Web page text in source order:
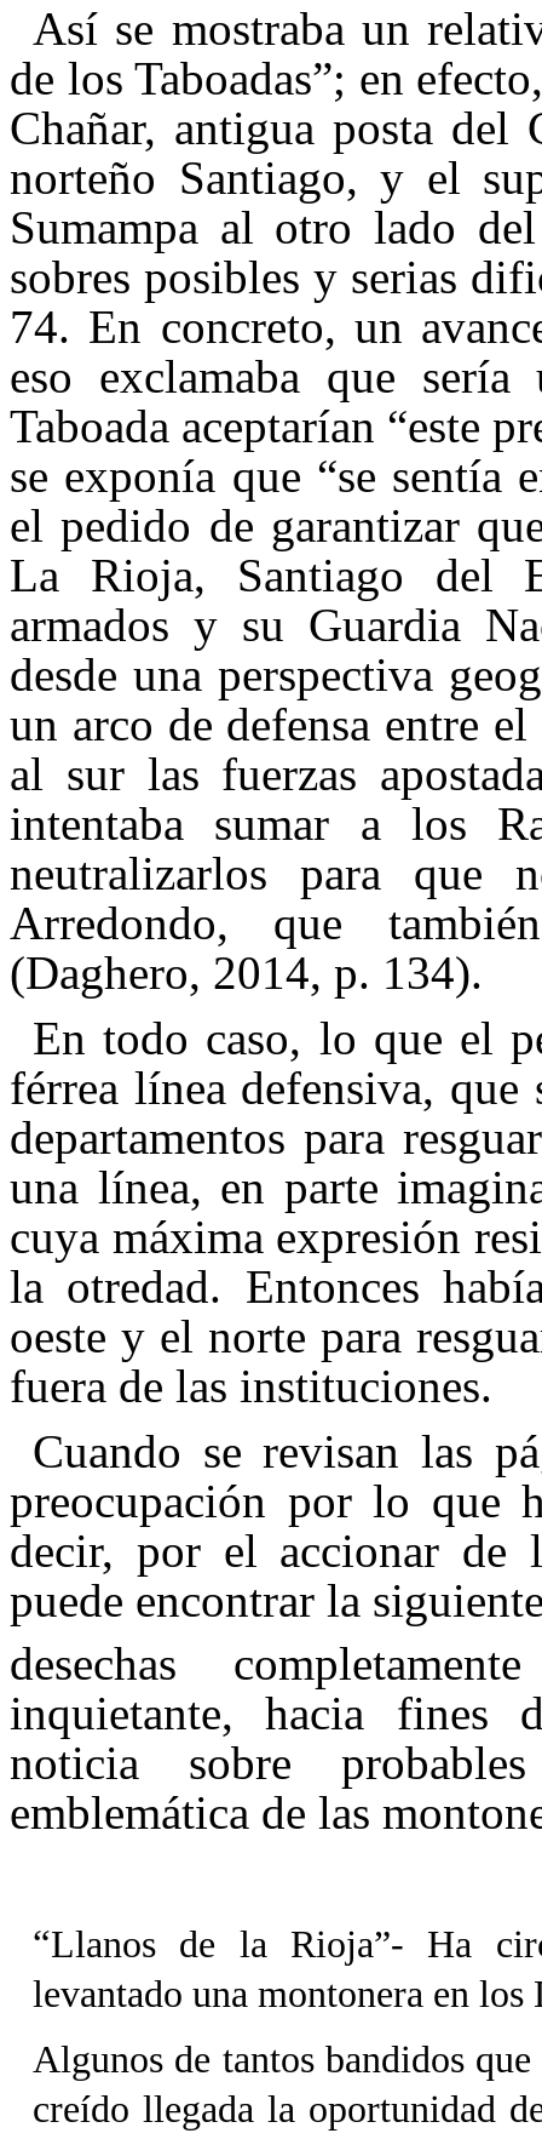
Así se mostraba un
de los Taboadas”; en
Chañar, antigua posta
norteño Santiago, y el
Sumampa al otro lado
sobres posibles y serias
74. En concreto, un
eso exclamaba que
Taboada aceptarían “este
se exponía que “se sentía
el pedido de garantizar
La Rioja, Santiago del
armados y su Guardia
desde una perspectiva
un arco de defensa entre
al sur las fuerzas
intentaba sumar a los
neutralizarlos para que
Arredondo,
que
(Daghero, 2014, p. 134).
En todo caso, lo que el
férrea línea defensiva, que
departamentos para
una línea, en parte
cuya máxima expresión
la otredad. Entonces
oeste y el norte para
fuera de las instituciones.
Cuando se revisan las
preocupación por lo que
decir, por el accionar de
puede encontrar la
desechas
inquietante, hacia fines
noticia sobre
emblemática de las
“Llanos de la Rioja”- Ha
levantado una montonera en
Algunos de tantos bandidos
creído llegada la oportunidad